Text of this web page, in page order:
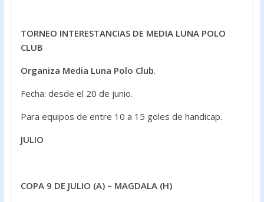
TORNEO INTERESTANCIAS DE MEDIA LUNA POLO
CLUB
Organiza Media Luna Polo Club.
Fecha: desde el 20 de junio.
Para equipos de entre 10 a 15 goles de handicap.
JULIO
COPA 9 DE JULIO (A) – MAGDALA (H)